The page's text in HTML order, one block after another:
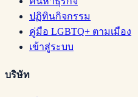
ปฏิทินกิจกรรม
คู่มือ LGBTQ+ ตามเมือง
เข้าสู่ระบบ
บริษัท